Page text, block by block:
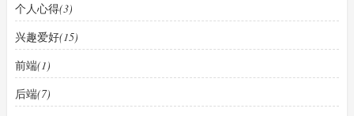
个人心得(3)
兴趣爱好(15)
前端(1)
后端(7)